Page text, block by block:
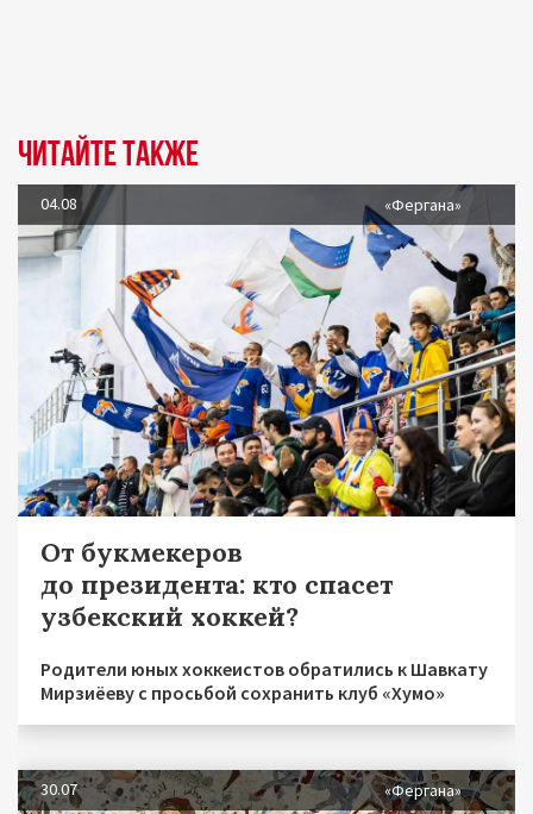
Читайте также
04.08 «Фергана»
От букмекеров
до президента: кто спасет
узбекский хоккей?
Родители юных хоккеистов обратились к Шавкату
Мирзиёеву с просьбой сохранить клуб «Хумо»
30.07 «Фергана»